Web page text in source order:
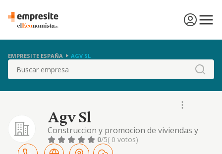
EMPRESITE ESPAÑA AGV SL
Buscar
Agv Sl
Construccion y promocion de viviendas y
fabricacion de viguetas y bovedillas.
0/5( 0 votos)